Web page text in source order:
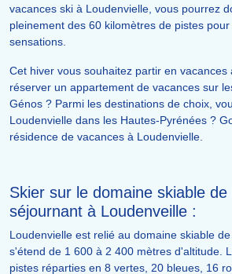
vacances ski à Loudenvielle, vous pourrez
pleinement des 60 kilomètres de pistes
sensations.
Cet hiver vous souhaitez partir en vacances
réserver un appartement de vacances sur
Génos ? Parmi les destinations de choix,
Loudenvielle dans les Hautes-Pyrénées ?
résidence de vacances à Loudenvielle.
Skier sur le domaine skiable
séjournant à Loudenveille :
Loudenvielle est relié au domaine skiable
s'étend de 1 600 à 2 400 mètres d'altitude.
pistes réparties en 8 vertes, 20 bleues, 16